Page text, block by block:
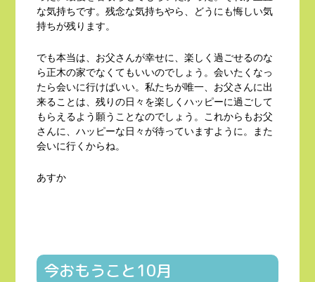
な気持ちです。残念な気持ちやら、どうにも悔しい気
持ちが残ります。
でも本当は、お父さんが幸せに、楽しく過ごせるのな
ら正木の家でなくてもいいのでしょう。会いたくなっ
たら会いに行けばいい。私たちが唯一、お父さんに出
来ることは、残りの日々を楽しくハッピーに過ごして
もらえるよう願うことなのでしょう。これからもお父
さんに、ハッピーな日々が待っていますように。また
会いに行くからね。
あすか
今おもうこと10月